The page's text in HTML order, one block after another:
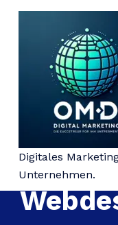
Digitales
Unternehmen.
Die